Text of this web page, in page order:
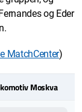
og Eder
MatchCenter)
Moskva